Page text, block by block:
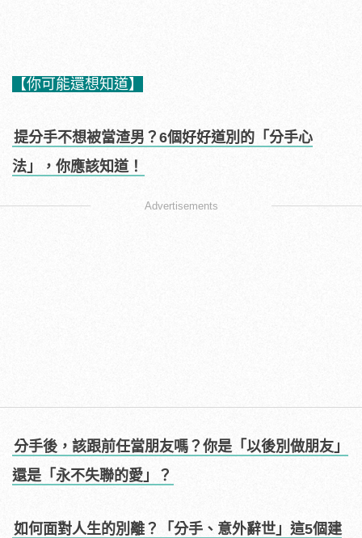
【你可能還想知道】
提分手不想被當渣男？6個好好道別的「分手心
法」，你應該知道！
Advertisements
分手後，該跟前任當朋友嗎？你是「以後別做朋友」
還是「永不失聯的愛」？
如何面對人生的別離？「分手、意外辭世」這5個建